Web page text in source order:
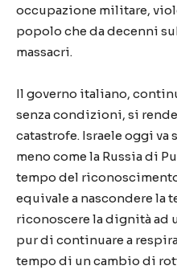
occupazione militare,
popolo che da decenni
massacri.
Il governo italiano,
senza condizioni, si
catastrofe. Israele oggi va
meno come la Russia di
tempo del
equivale a nascondere la
riconoscere la dignità ad
pur di continuare a
tempo di un cambio di